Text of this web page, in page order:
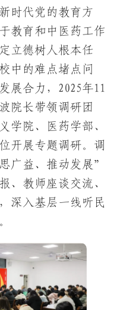
时代党的教育方
教育和中医药工作
立德树人根本任
中的难点堵点问
展合力，2025年11
院长带领调研团
学院、医药学部、
开展专题调研。调
广益、推动发展”
、教师座谈交流、
深入基层一线听民